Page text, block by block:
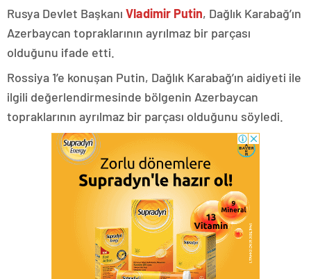
Rusya Devlet Başkanı Vladimir Putin, Dağlık Karabağ’ın
Azerbaycan topraklarının ayrılmaz bir parçası
olduğunu ifade etti.
Rossiya 1’e konuşan Putin, Dağlık Karabağ’ın aidiyeti ile
ilgili değerlendirmesinde bölgenin Azerbaycan
topraklarının ayrılmaz bir parçası olduğunu söyledi.